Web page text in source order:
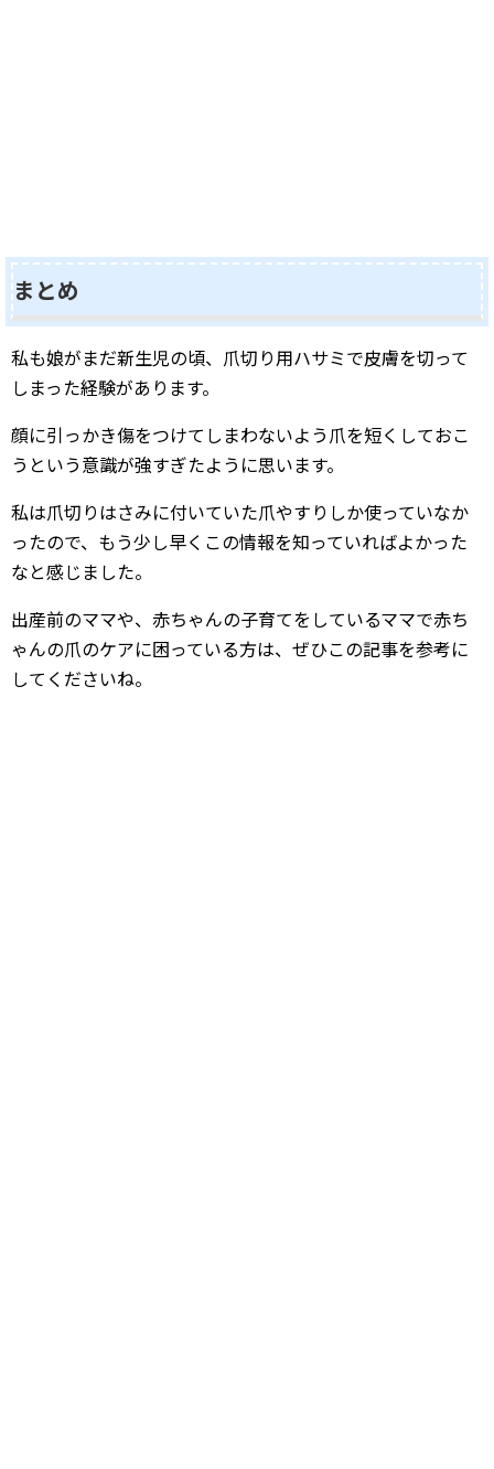
まとめ
私も娘がまだ新生児の頃、爪切り用ハサミで皮膚を切って
しまった経験があります。
顔に引っかき傷をつけてしまわないよう爪を短くしておこ
うという意識が強すぎたように思います。
私は爪切りはさみに付いていた爪やすりしか使っていなか
ったので、もう少し早くこの情報を知っていればよかった
なと感じました。
出産前のママや、赤ちゃんの子育てをしているママで赤ち
ゃんの爪のケアに困っている方は、ぜひこの記事を参考に
してくださいね。